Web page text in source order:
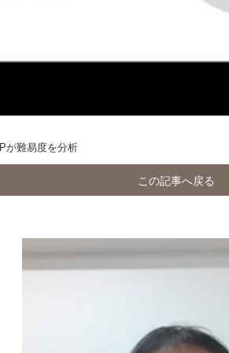
が難易度を分析
この記事へ戻る